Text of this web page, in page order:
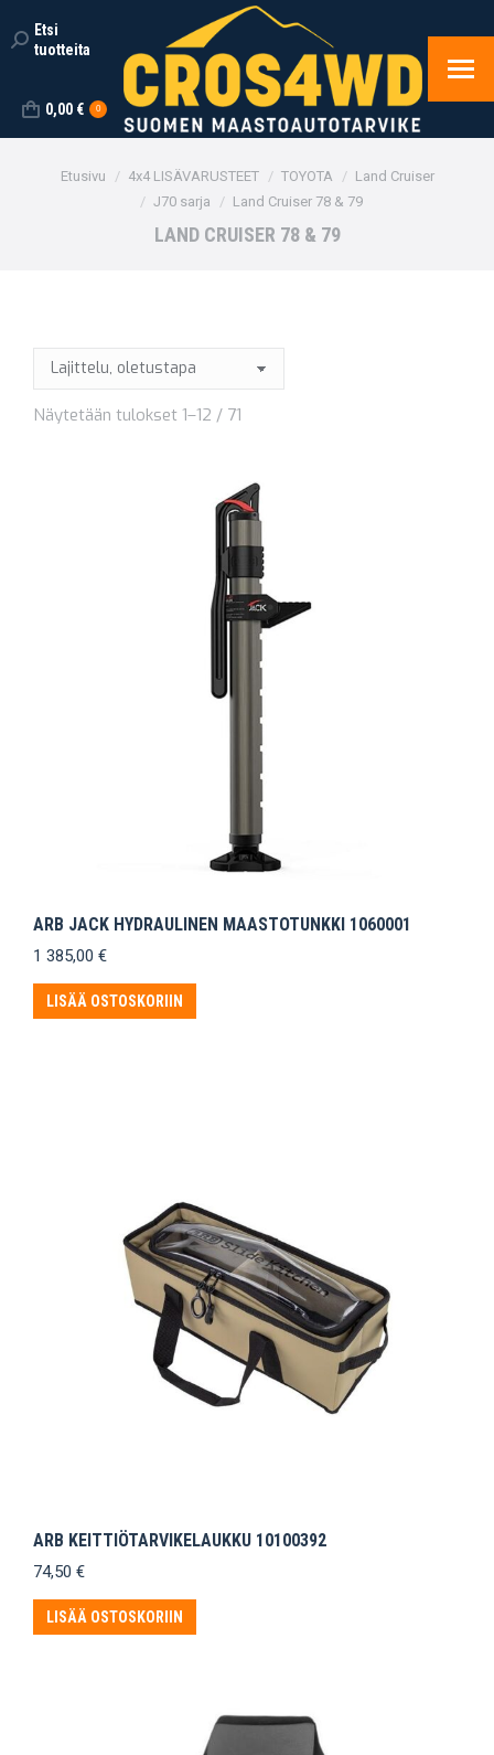
Search:
Etsi
tuotteita
0,00 € 0
You are here:
Etusivu 4x4 LISÄVARUSTEET TOYOTA
Land Cruiser
J70 sarja
Land Cruiser 78 & 79
LAND CRUISER 78 & 79
Näytetään tulokset 1–12 / 71
ARB JACK HYDRAULINEN MAASTOTUNKKI 1060001
1 385,00 €
LISÄÄ OSTOSKORIIN
ARB KEITTIÖTARVIKELAUKKU 10100392
74,50 €
LISÄÄ OSTOSKORIIN